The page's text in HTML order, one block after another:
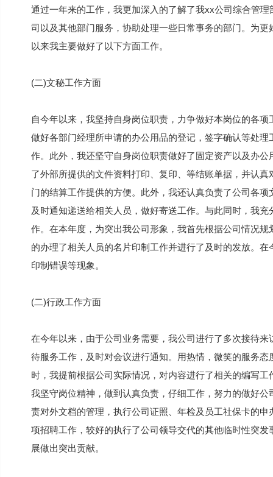
通过一年来的工作，我更加深入的了解了我xx公司综合管
司以及其他部门服务，协助处理一些日常事务的部门。为
以来我主要做好了以下方面工作。
(二)文秘工作方面
自今年以来，我坚持自身岗位职责，力争做好本岗位的各
做好各部门经理所申请的办公用品的登记，签字确认等处
作。此外，我还坚守自身岗位职责做好了固定资产以及办
了外部所提供的文件资料打印、复印、等结账单据，并认
门的结算工作提供的方便。此外，我还认真负责了公司各
及时通知递送给相关人员，做好寄送工作。与此同时，我
作。在本年度，为突出我公司形象，我首先根据公司情况
的办理了相关人员的名片印制工作并进行了及时的发放。
印制错误等现象。
(二)行政工作方面
在今年以来，由于公司业务需要，我公司进行了多次接待
待服务工作，及时对会议进行通知。用热情，微笑的服务
时，我提前根据公司实际情况，对内容进行了相关的编写
我坚守岗位精神，做到认真负责，仔细工作，努力的做好
责对外文档的管理，执行公司证照、年检及员工社保卡的
项招聘工作，较好的执行了公司领导交代的其他临时性突
展做出突出贡献。